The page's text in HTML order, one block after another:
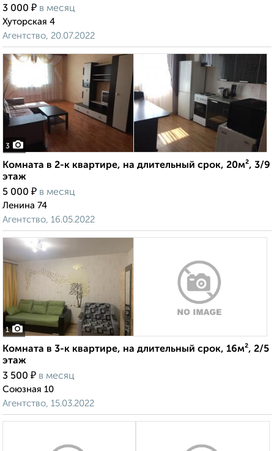
3 000 ₽ в месяц
Хуторская 4
Агентство, 20.07.2022
3
Комната в 2-к квартире, на длительный срок, 20м², 3/9
этаж
5 000 ₽ в месяц
Ленина 74
Агентство, 16.05.2022
1
Комната в 3-к квартире, на длительный срок, 16м², 2/5
этаж
3 500 ₽ в месяц
Союзная 10
Агентство, 15.03.2022